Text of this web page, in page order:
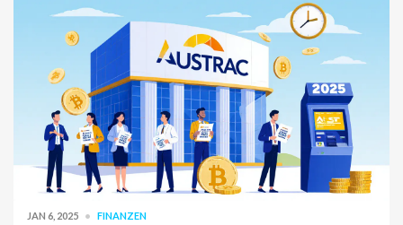
JAN 6, 2025 FINANZEN